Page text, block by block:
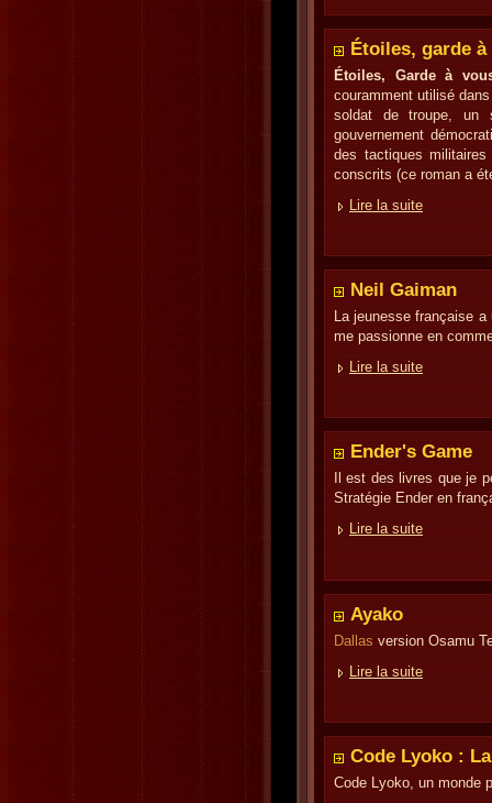
Étoiles, garde
Étoiles, Garde à
couramment utilisé
soldat de troupe, un
gouvernement
des tactiques
conscrits (ce roman a
Lire la suite
Neil Gaiman
La jeunesse française
me passionne en
Lire la suite
Ender's Game
Il est des livres que je
Stratégie Ender en
Lire la suite
Ayako
Dallas version Osamu
Lire la suite
Code Lyoko :
Code Lyoko, un monde